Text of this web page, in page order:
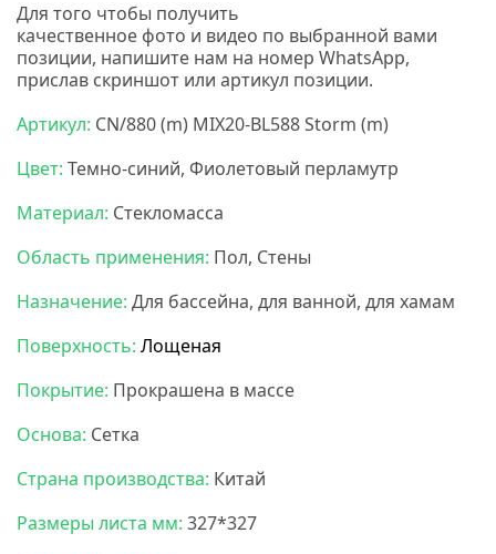
Для того чтобы получить
качественное фото и видео по выбранной вами
позиции, напишите нам на номер WhatsApp,
прислав скриншот или артикул позиции.
Артикул: CN/880(m) MIX20-BL588 Storm (m)
Цвет: Темно-синий, Фиолетовый перламутр
Материал: Стекломасса
Область применения: Пол, Стены
Назначение: Для бассейна, для ванной, для хамам
Поверхность: Лощеная
Покрытие: Прокрашена в массе
Основа: Сетка
Страна производства: Китай
Размеры листа мм: 327*327